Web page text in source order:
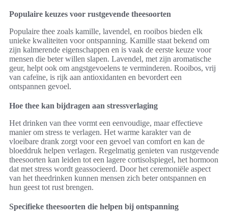
Populaire keuzes voor rustgevende theesoorten
Populaire thee zoals kamille, lavendel, en rooibos bieden elk
unieke kwaliteiten voor ontspanning. Kamille staat bekend om
zijn kalmerende eigenschappen en is vaak de eerste keuze voor
mensen die beter willen slapen. Lavendel, met zijn aromatische
geur, helpt ook om angstgevoelens te verminderen. Rooibos, vrij
van cafeïne, is rijk aan antioxidanten en bevordert een
ontspannen gevoel.
Hoe thee kan bijdragen aan stressverlaging
Het drinken van thee vormt een eenvoudige, maar effectieve
manier om stress te verlagen. Het warme karakter van de
vloeibare drank zorgt voor een gevoel van comfort en kan de
bloeddruk helpen verlagen. Regelmatig genieten van rustgevende
theesoorten kan leiden tot een lagere cortisolspiegel, het hormoon
dat met stress wordt geassocieerd. Door het ceremoniële aspect
van het theedrinken kunnen mensen zich beter ontspannen en
hun geest tot rust brengen.
Specifieke theesoorten die helpen bij ontspanning